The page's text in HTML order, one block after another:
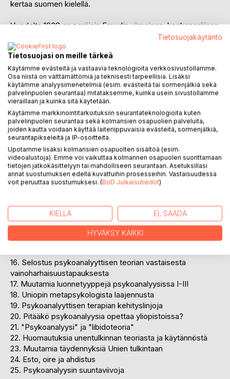
kertaa suomen kielellä.
Vuodelta 1938 on peräisin Freudin viimeinen, keskeneräinen
yleisesitys Psykoanalyysin suuntaviivoja. Uransa lopullakin
Freud ennakoi psykoanalyysin uusia mahdollisuuksia.
Valikoima sisältää kaksikymmentäviisi kirjoitusta:
1. Psyykkinen (sielullinen) hoitokäsittely
2. Freudin psykoanalyyttinen menetelmä
3. Psykoterapiasta
4. Luonne ja anaalierotiikka
5. Psykoanalyyttisen terapian tulevaisuudennäkymät
6. "Villistä" psykoanalyysista
7. Unitulkintojen käyttö psykoanalyysissa
8. Tunteensiirron dynamiikasta
9. Neuvoja lääkärille joka harjoittaa psykoanalyysia
10. Muutamia huomautuksia tiedostumattoman käsitteestä
psykoanalyysissa
12. Psykoanalyysin kiinnostavuus
13. Muistiharha ("déjà raconté") psykoanalyyttisessa
14. Muistaa, toistaa ja työstää
16. Selostus psykoanalyyttisen teorian vastaisesta
vainoharhaisuustapauksesta
17. Muutamia luonnetyyppejä psykoanalyysissa I-III
18. Uniopin metapsykologista laajennusta
19. Psykoanalyyttisen terapian kehityslinjoja
20. Pitääkö psykoanalyysia opettaa yliopistoissa?
21. "Psykoanalyysi" ja "libidoteoria"
22. Huomautuksia unentulkinnan teoriasta ja käytännöstä
23. Muutamia täydennyksiä Unien tulkintaan
24. Esto, oire ja ahdistus
25. Psykoanalyysin suuntaviivoja
Tietosuojakäytäntö
Tietosuojasi on meille tärkeä
Käytämme evästeitä ja vastaavia teknologioita verkkosivustollamme.
Osa niistä on välttämättömiä ja teknisesti tarpeellisia. Lisäksi
käytämme analyysimenetelmiä (esim. evästeitä tai sormenjälkiä sekä
palvelinpuolen seurantaa) mitataksemme, kuinka usein sivustollamme
vieraillaan ja kuinka sitä käytetään.
Käytämme markkinointitarkoituksiin seurantateknologioita kuten
palvelinpuolen seurantaa sekä kolmansien osapuolien palveluita,
joiden kautta voidaan käyttää laiteriippuvaisia evästeitä, sormenjälkiä,
seurantapikseleitä ja IP-osoitteita.
Upotamme lisäksi kolmansien osapuolten sisältöä (esim.
videoalustoja). Emme voi vaikuttaa kolmannen osapuolen suorittamaan
tietojen jatkokäsittelyyn tai mahdolliseen seurantaan. Asetuksillasi
annat suostumuksen edellä kuvattuihin prosesseihin. Vastaisuudessa
voit peruuttaa suostumuksesi. (BoD Julkaisutiedot)
KIELLÄ EI, SÄÄDÄ
HYVÄKSY KAIKKI